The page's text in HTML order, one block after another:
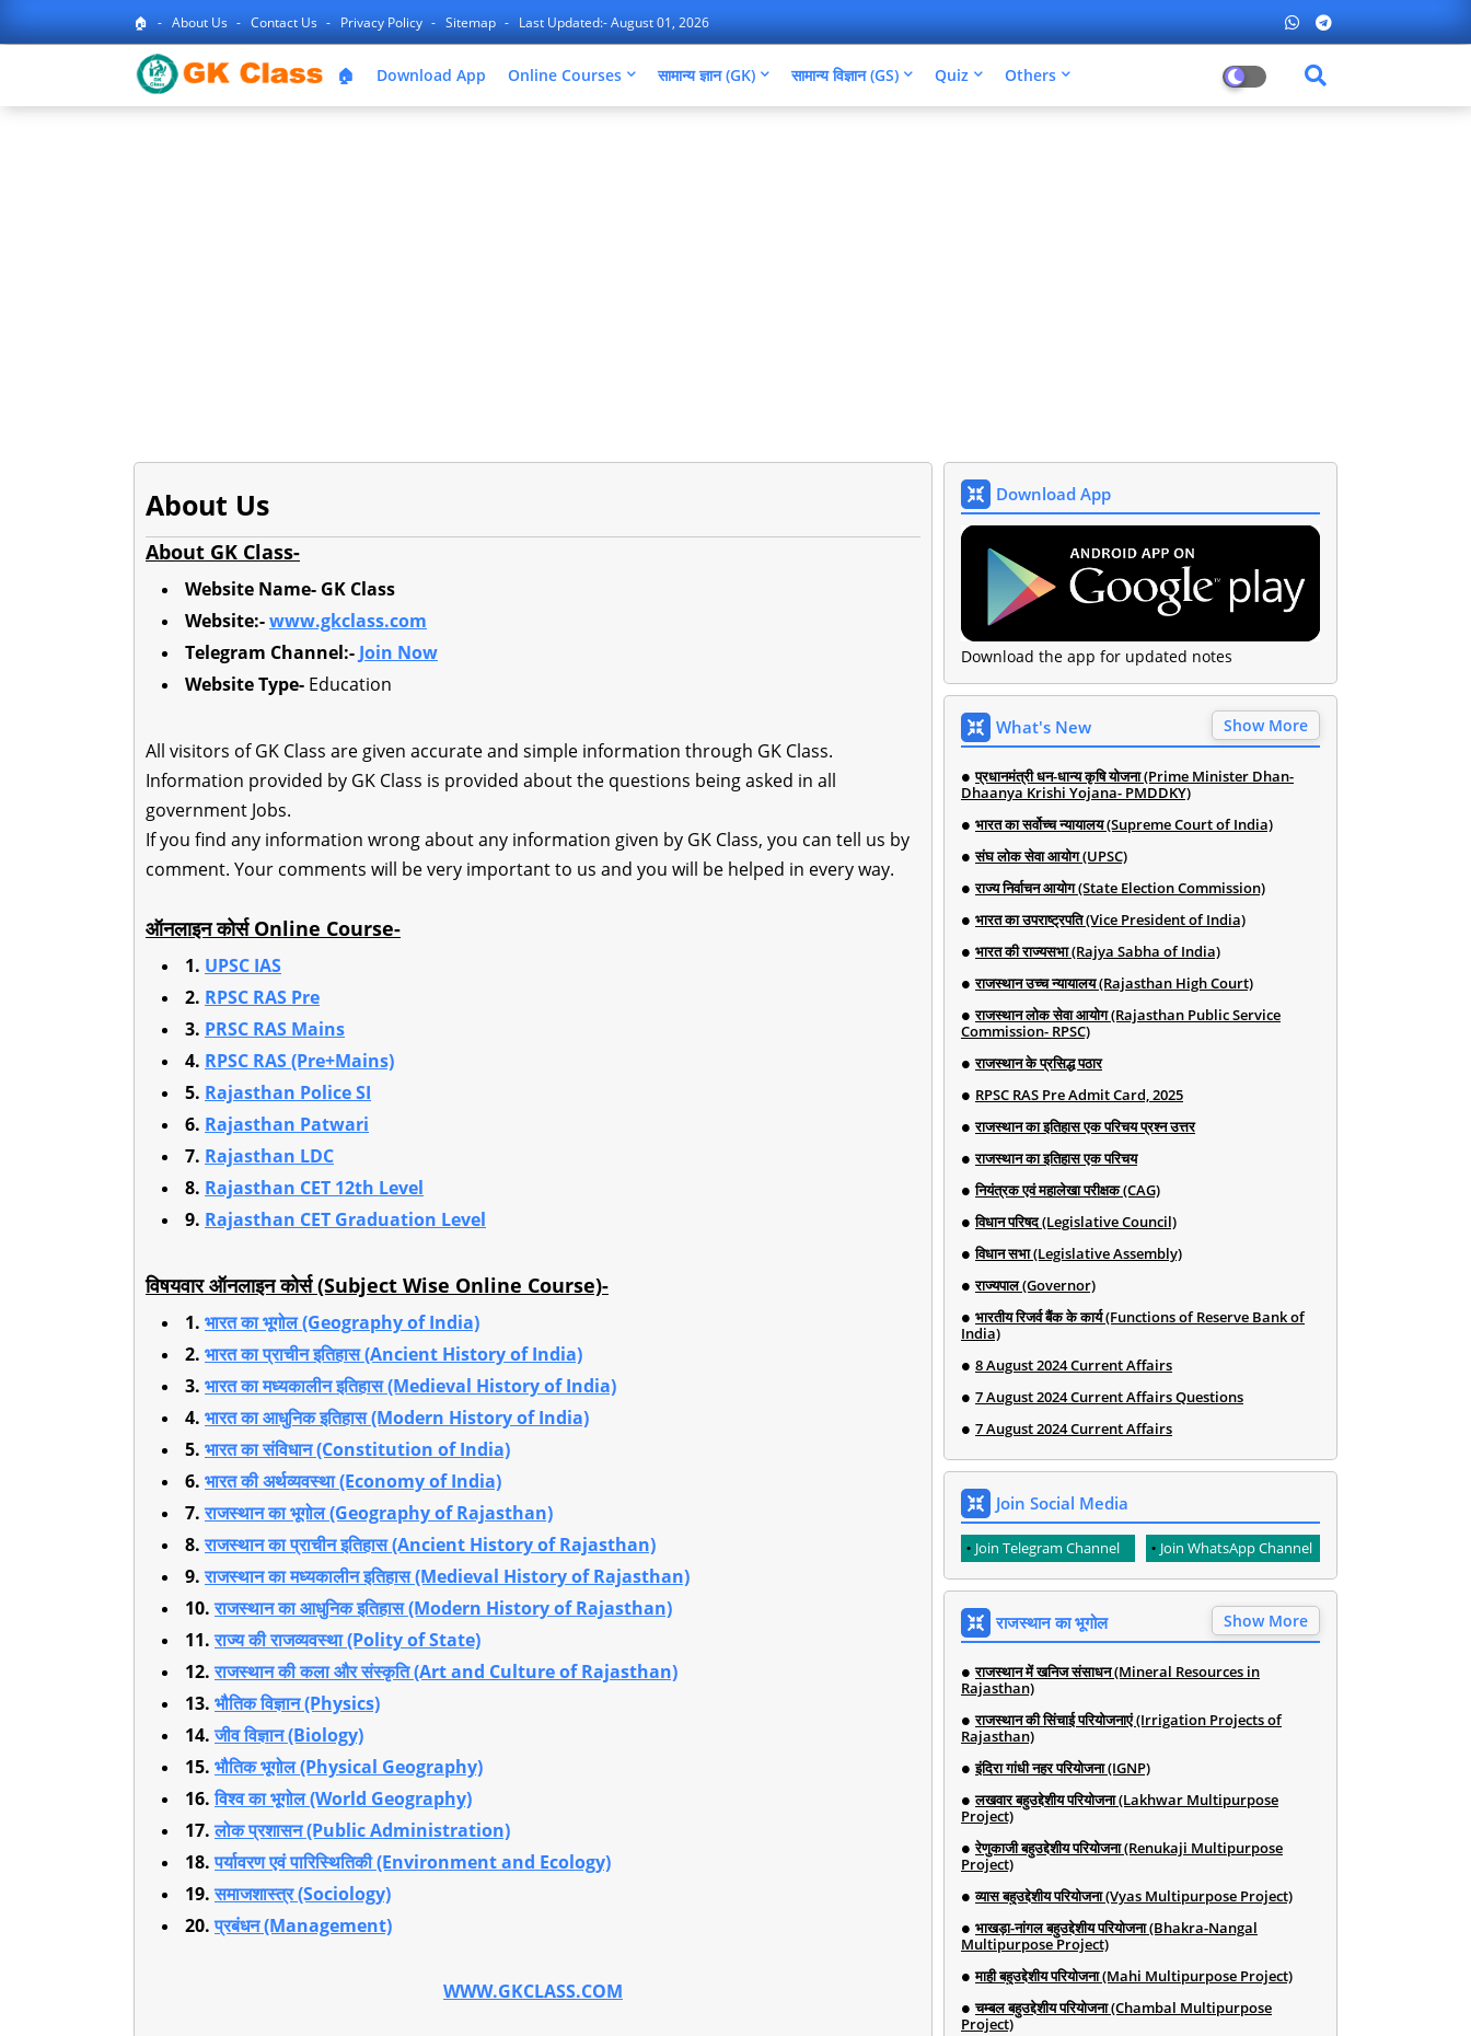
🏠 About Us Contact Us Privacy Policy Sitemap Last Updated:- August 01, 2026
🏠 Download App Online Courses सामान्य ज्ञान (GK) सामान्य विज्ञान (GS) Quiz Others
About Us
About GK Class-
Website Name- GK Class
Website:-www.gkclass.com
Telegram Channel:- Join Now
Website Type- Education
All visitors of GK Class are given accurate and simple information through GK Class.
Information provided by GK Class is provided about the questions being asked in all
government Jobs.
If you find any information wrong about any information given by GK Class, you can tell us by
comment. Your comments will be very important to us and you will be helped in every way.
ऑनलाइन कोर्स Online Course-
1. UPSC IAS
2. RPSC RAS Pre
3. PRSC RAS Mains
4. RPSC RAS (Pre+Mains)
5. Rajasthan Police SI
6. Rajasthan Patwari
7. Rajasthan LDC
8. Rajasthan CET 12th Level
9. Rajasthan CET Graduation Level
विषयवार ऑनलाइन कोर्स(Subject Wise Online Course)-
1. भारत का भूगोल (Geography of India)
2. भारत का प्राचीन इतिहास (Ancient History of India)
3. भारत का मध्यकालीन इतिहास (Medieval History of India)
4. भारत का आधुनिक इतिहास (Modern History of India)
5. भारत का संविधान (Constitution of India)
6. भारत की अर्थव्यवस्था (Economy of India)
7.राजस्थान का भूगोल (Geography of Rajasthan)
8.राजस्थान का प्राचीन इतिहास (Ancient History of Rajasthan)
9.राजस्थान का मध्यकालीन इतिहास (Medieval History of Rajasthan)
10.राजस्थान का आधुनिक इतिहास (Modern History of Rajasthan)
11.राज्य की राजव्यवस्था (Polity of State)
12.राजस्थान की कला और संस्कृति (Art and Culture of Rajasthan)
13. भौतिक विज्ञान (Physics)
14.जीव विज्ञान (Biology)
15. भौतिक भूगोल (Physical Geography)
16.विश्व का भूगोल (World Geography)
17.लोक प्रशासन (Public Administration)
18.पर्यावरण एवं पारिस्थितिकी (Environment and Ecology)
19.समाजशास्त्र (Sociology)
20.प्रबंधन (Management)
WWW.GKCLASS.COM
Download App
Download the app for updated notes
What's New Show More
प्रधानमंत्री धन-धान्य कृषि योजना (Prime Minister Dhan-
Dhaanya Krishi Yojana- PMDDKY)
भारत का सर्वोच्च न्यायालय (Supreme Court of India)
संघ लोक सेवा आयोग (UPSC)
राज्य निर्वाचन आयोग (State Election Commission)
भारत का उपराष्ट्रपति (Vice President of India)
भारत की राज्यसभा (Rajya Sabha of India)
राजस्थान उच्च न्यायालय (Rajasthan High Court)
राजस्थान लोक सेवा आयोग (Rajasthan Public Service
Commission- RPSC)
राजस्थान के प्रसिद्ध पठार
RPSC RAS Pre Admit Card, 2025
राजस्थान का इतिहास एक परिचय प्रश्न उत्तर
राजस्थान का इतिहास एक परिचय
नियंत्रक एवं महालेखा परीक्षक (CAG)
विधान परिषद (Legislative Council)
विधान सभा (Legislative Assembly)
राज्यपाल (Governor)
भारतीय रिजर्व बैंक के कार्य (Functions of Reserve Bank of
India)
8 August 2024 Current Affairs
7 August 2024 Current Affairs Questions
7 August 2024 Current Affairs
Join Social Media
Join Telegram Channel Join WhatsApp Channel
राजस्थान का भूगोल Show More
राजस्थान में खनिज संसाधन (Mineral Resources in
Rajasthan)
राजस्थान की सिंचाई परियोजनाएं (Irrigation Projects of
Rajasthan)
इंदिरा गांधी नहर परियोजना (IGNP)
लखवार बहुउद्देशीय परियोजना (Lakhwar Multipurpose
Project)
रेणुकाजी बहुउद्देशीय परियोजना (Renukaji Multipurpose
Project)
व्यास बहुउद्देशीय परियोजना (Vyas Multipurpose Project)
भाखड़ा-नांगल बहुउद्देशीय परियोजना (Bhakra-Nangal
Multipurpose Project)
माही बहुउद्देशीय परियोजना (Mahi Multipurpose Project)
चम्बल बहुउद्देशीय परियोजना (Chambal Multipurpose
Project)